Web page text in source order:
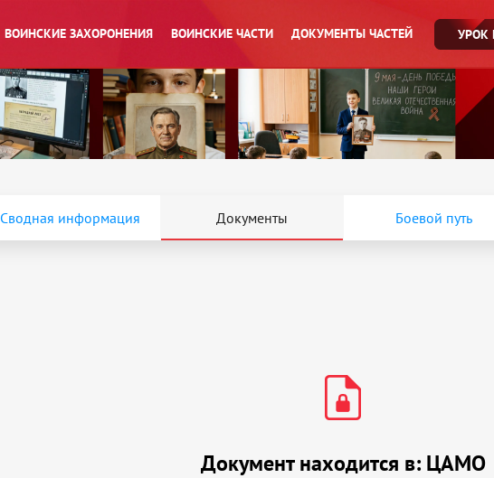
ВОИНСКИЕ ЗАХОРОНЕНИЯ ВОИНСКИЕ ЧАСТИ ДОКУМЕНТЫ ЧАСТЕЙ УРОК
Сводная информация Документы Боевой путь
Документ находится в: ЦАМО